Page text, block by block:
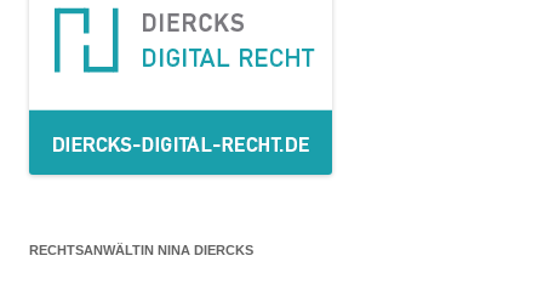
RECHTSANWÄLTIN NINA DIERCKS